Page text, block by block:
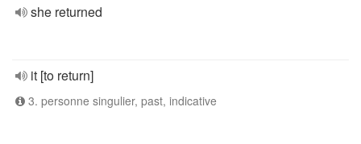
she returned
it [to return]
3. personne singulier, past, indicative